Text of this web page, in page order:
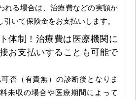
れる場合は、治療費などの実額か
引いて保険金をお支払いします。
体制！治療費は医療機関に
お支払いすることも可能で
否（有責無）の診断後となりま
未収の場合や医療期間によって